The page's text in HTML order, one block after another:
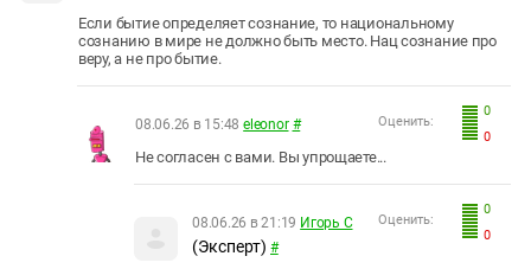
Если бытие определяет сознание, то национальному
сознанию в мире не должно быть место. Нац сознание про
веру, а не про бытие.
0
0
Оценить:
08.06.26 в 15:48 eleonor #
Не согласен с вами. Вы упрощаете...
0
0
Оценить:
08.06.26 в 21:19 Игорь С
(Эксперт) #